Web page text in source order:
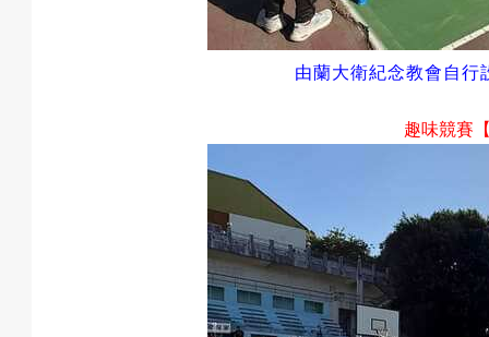
由蘭大衛紀念教會自行
趣味競賽